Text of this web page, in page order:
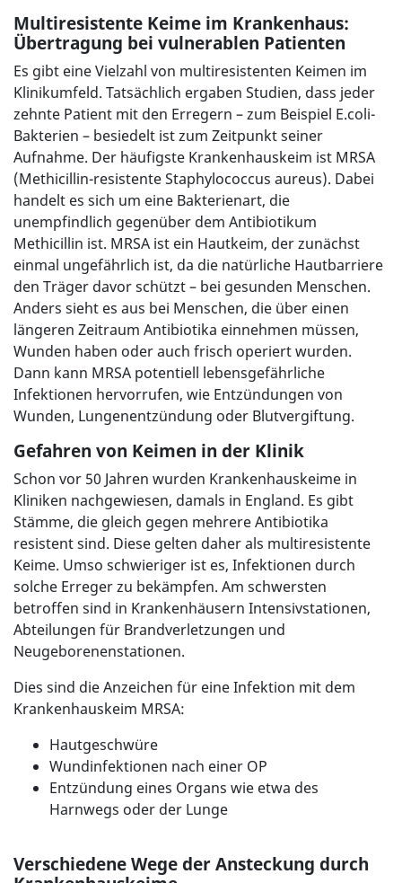
Multiresistente Keime im Krankenhaus:
Übertragung bei vulnerablen Patienten
Es gibt eine Vielzahl von multiresistenten Keimen im
Klinikumfeld. Tatsächlich ergaben Studien, dass jeder
zehnte Patient mit den Erregern – zum Beispiel E.coli-
Bakterien – besiedelt ist zum Zeitpunkt seiner
Aufnahme. Der häufigste Krankenhauskeim ist MRSA
(Methicillin-resistente Staphylococcus aureus). Dabei
handelt es sich um eine Bakterienart, die
unempfindlich gegenüber dem Antibiotikum
Methicillin ist. MRSA ist ein Hautkeim, der zunächst
einmal ungefährlich ist, da die natürliche Hautbarriere
den Träger davor schützt – bei gesunden Menschen.
Anders sieht es aus bei Menschen, die über einen
längeren Zeitraum Antibiotika einnehmen müssen,
Wunden haben oder auch frisch operiert wurden.
Dann kann MRSA potentiell lebensgefährliche
Infektionen hervorrufen, wie Entzündungen von
Wunden, Lungenentzündung oder Blutvergiftung.
Gefahren von Keimen in der Klinik
Schon vor 50 Jahren wurden Krankenhauskeime in
Kliniken nachgewiesen, damals in England. Es gibt
Stämme, die gleich gegen mehrere Antibiotika
resistent sind. Diese gelten daher als multiresistente
Keime. Umso schwieriger ist es, Infektionen durch
solche Erreger zu bekämpfen. Am schwersten
betroffen sind in Krankenhäusern Intensivstationen,
Abteilungen für Brandverletzungen und
Neugeborenenstationen.
Dies sind die Anzeichen für eine Infektion mit dem
Krankenhauskeim MRSA:
Hautgeschwüre
Wundinfektionen nach einer OP
Entzündung eines Organs wie etwa des
Harnwegs oder der Lunge
Verschiedene Wege der Ansteckung durch